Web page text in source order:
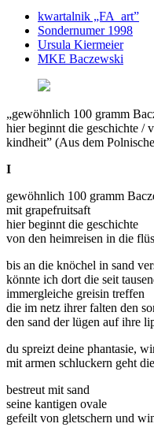
kwartalnik „FA_art”
Sondernumer 1998
Ursula Kiermeier
MKE Baczewski
„gewöhnlich 100 gramm
hier beginnt die geschichte /
kindheit” (Aus dem
I
gewöhnlich 100 gramm
mit grapefruitsaft
hier beginnt die geschichte
von den heimreisen in die
bis an die knöchel in sand
könnte ich dort die seit
immergleiche greisin treffen
die im netz ihrer falten den
den sand der lügen auf ihre
du spreizt deine phantasie,
mit armen schluckern geht
bestreut mit sand
seine kantigen ovale
gefeilt von gletschern und